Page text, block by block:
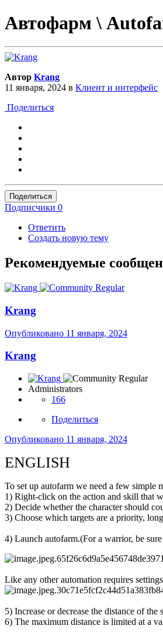
Автофарм \
Автор Krang
11 января, 2024 в Клиент и интерфейс
Поделиться
Поделиться
Подписчики 0
Ответить
Создать новую тему
Рекомендуемые
Krang
Опубликовано 11 января, 2024
Krang
Administrators
166
Поделиться
Опубликовано 11 января, 2024
ENGLISH
To set up autofarm we need a few simple
1) Right-click on the action and skill that
2) Decide whether the character should
3) Choose which targets are a priority,
4) Launch autofarm.(For a warrior, be
Like any other automation requires
5) Increase or decrease the distance of the
6) The maximum distance is limited at a